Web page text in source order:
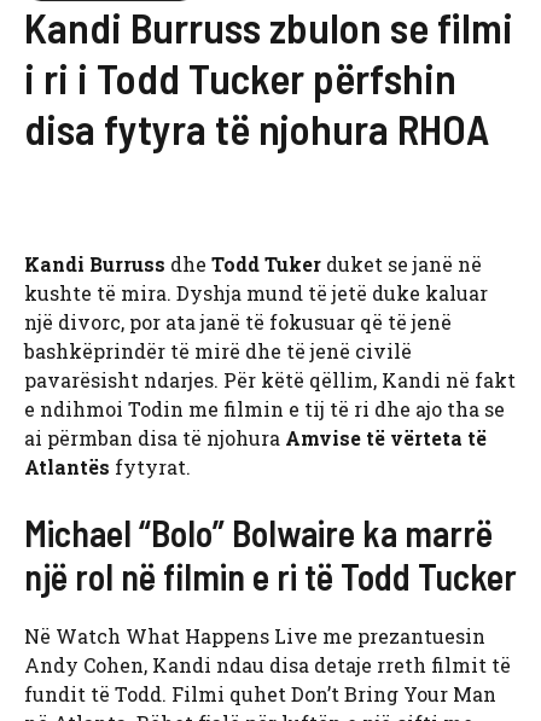
Kandi Burruss zbulon se filmi
i ri i Todd Tucker përfshin
disa fytyra të njohura RHOA
Kandi Burruss dhe Todd Tuker duket se janë në
kushte të mira. Dyshja mund të jetë duke kaluar
një divorc, por ata janë të fokusuar që të jenë
bashkëprindër të mirë dhe të jenë civilë
pavarësisht ndarjes. Për këtë qëllim, Kandi në fakt
e ndihmoi Todin me filmin e tij të ri dhe ajo tha se
ai përmban disa të njohura Amvise të vërteta të
Atlantës fytyrat.
Michael “Bolo” Bolwaire ka marrë
një rol në filmin e ri të Todd Tucker
Në Watch What Happens Live me prezantuesin
Andy Cohen, Kandi ndau disa detaje rreth filmit të
fundit të Todd. Filmi quhet Don’t Bring Your Man